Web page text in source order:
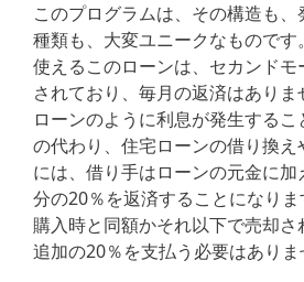
このプログラムは、その構造も
種類も、大変ユニークなもので
使えるこのローンは、セカンド
されており、毎月の返済はあり
ローンのように利息が発生する
の代わり、住宅ローンの借り換
には、借り手はローンの元金に
分の20％を返済することになり
購入時と同額かそれ以下で売却
追加の20％を支払う必要はありま